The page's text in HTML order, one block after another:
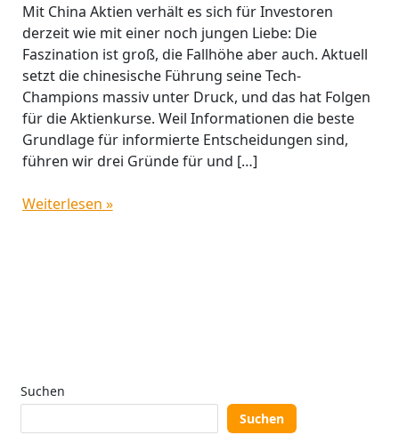
Mit China Aktien verhält es sich für Investoren
derzeit wie mit einer noch jungen Liebe: Die
Faszination ist groß, die Fallhöhe aber auch. Aktuell
setzt die chinesische Führung seine Tech-
Champions massiv unter Druck, und das hat Folgen
für die Aktienkurse. Weil Informationen die beste
Grundlage für informierte Entscheidungen sind,
führen wir drei Gründe für und […]
Weiterlesen »
Suchen
Suchen